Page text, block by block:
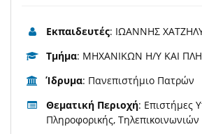
Εκπαιδευτές: ΙΩΑΝΝΗΣ
Τμήμα: ΜΗΧΑΝΙΚΩΝ Η/Υ ΚΑΙ
Ίδρυμα: Πανεπιστήμιο Πατρών
Θεματική Περιοχή: Επιστήμες
Πληροφορικής, Τηλεπικοινωνιών